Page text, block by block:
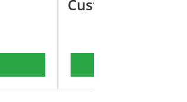
Custom